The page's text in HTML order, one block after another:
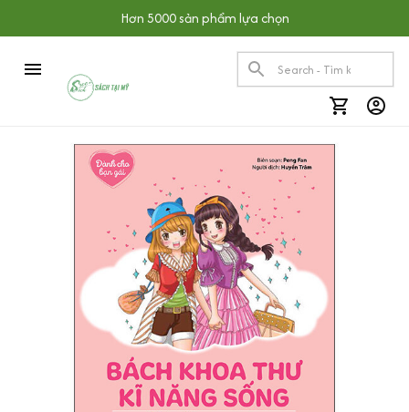
Hơn 5000 sản phẩm lựa chọn